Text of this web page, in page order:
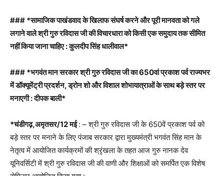
### *सामाजिक पाखंडवाद के खिलाफ संघर्ष करने और पूरी मानवता को गले
लगाने वाले श्री गुरु रविदास जी की विचारधारा को किसी एक समुदाय तक सीमित
नहीं किया जाना चाहिए : कुलदीप सिंह धालीवाल*
### *भगवंत मान सरकार श्री गुरु रविदास जी का 650वां प्रकाश पर्व राज्यभर
में डॉक्यूमेंट्री प्रदर्शन, ड्रोन शो और विशाल शोभायात्राओं के साथ बड़े स्तर पर
मनाएगी : दीपक बाली*
*चंडीगढ़,अमृतसर/12 मई: – श्री गुरु रविदास जी के 650वें प्रकाश पर्व को
बड़े स्तर पर मनाने के लिए पंजाब सरकार द्वारा मुख्यमंत्री भगवंत सिंह मान के
नेतृत्व में आयोजित कार्यक्रमों की श्रृंखला के तहत आज गुरु नानक देव
यूनिवर्सिटी में श्री गुरु रविदास जी की वाणी और शिक्षाओं को समर्पित एक विशेष